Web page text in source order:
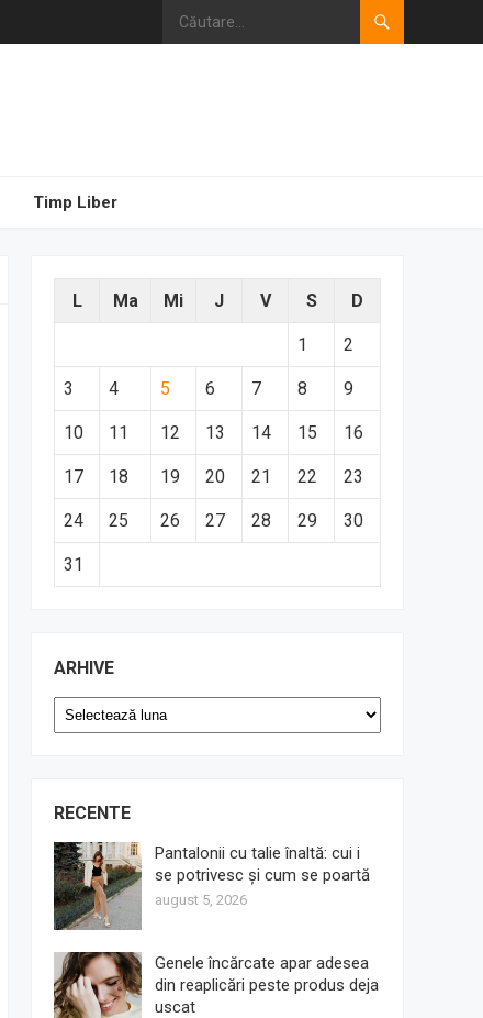
Timp Liber
L Ma Mi J V S D
1 2
3 4 5 6 7 8 9
10 11 12 13 14 15 16
17 18 19 20 21 22 23
24 25 26 27 28 29 30
31
ARHIVE
Arhive
RECENTE
Pantalonii cu talie înaltă: cui i
se potrivesc și cum se poartă
august 5, 2026
Genele încărcate apar adesea
din reaplicări peste produs deja
uscat